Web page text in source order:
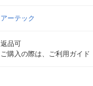
アーテック
返品可
ご購入の際は、ご利用ガイド